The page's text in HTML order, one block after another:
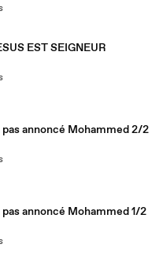
EST SEIGNEUR
pas annoncé Mohammed 2/2
pas annoncé Mohammed 1/2